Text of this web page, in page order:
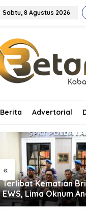
Sabtu, 8 Agustus 2026
Berita Advertorial
«
Terlibat Kematian
EWS, Lima Oknum Anggota
Polri Dipecat